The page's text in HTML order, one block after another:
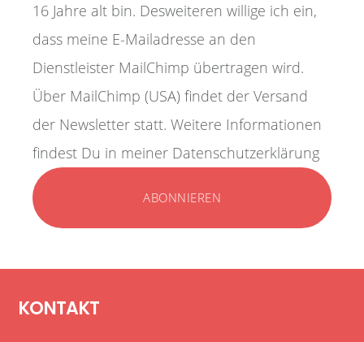
16 Jahre alt bin. Desweiteren willige ich ein,
dass meine E-Mailadresse an den
Dienstleister MailChimp übertragen wird.
Über MailChimp (USA) findet der Versand
der Newsletter statt. Weitere Informationen
findest Du in meiner Datenschutzerklärung
KONTAKT